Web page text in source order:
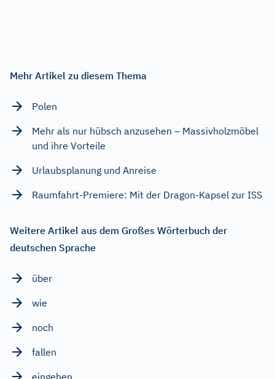
Mehr Artikel zu diesem Thema
Polen
Mehr als nur hübsch anzusehen – Massivholzmöbel
und ihre Vorteile
Urlaubsplanung und Anreise
Raumfahrt-Premiere: Mit der Dragon-Kapsel zur ISS
Weitere Artikel aus dem Großes Wörterbuch der
deutschen Sprache
über
wie
noch
fallen
eingehen